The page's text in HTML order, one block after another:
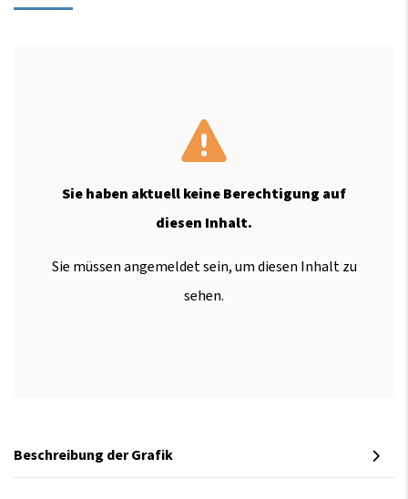
Sie haben aktuell keine Berechtigung auf
diesen Inhalt.
Sie müssen angemeldet sein, um diesen Inhalt zu
sehen.
Beschreibung der Grafik